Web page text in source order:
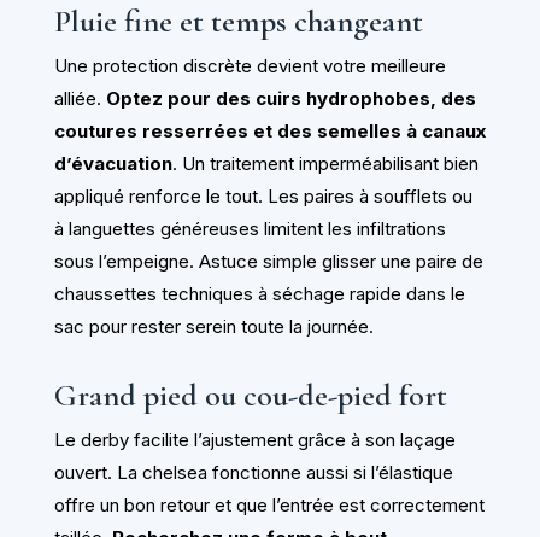
Pluie fine et temps changeant
Une protection discrète devient votre meilleure
alliée. Optez pour des cuirs hydrophobes, des
coutures resserrées et des semelles à canaux
d’évacuation. Un traitement imperméabilisant bien
appliqué renforce le tout. Les paires à soufflets ou
à languettes généreuses limitent les infiltrations
sous l’empeigne. Astuce simple glisser une paire de
chaussettes techniques à séchage rapide dans le
sac pour rester serein toute la journée.
Grand pied ou cou-de-pied fort
Le derby facilite l’ajustement grâce à son laçage
ouvert. La chelsea fonctionne aussi si l’élastique
offre un bon retour et que l’entrée est correctement